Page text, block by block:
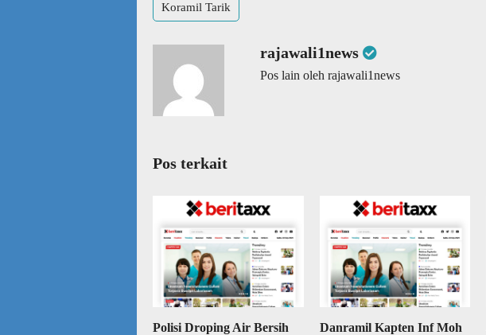
Koramil Tarik
rajawali1news
Pos lain oleh rajawali1news
Pos terkait
Polisi Droping Air Bersih
Danramil Kapten Inf Moh